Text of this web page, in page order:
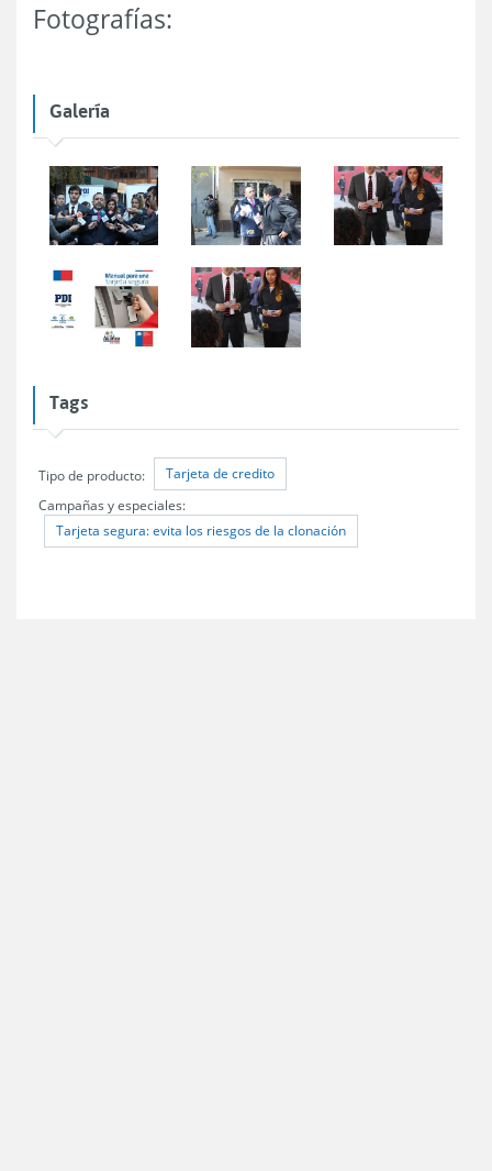
Fotografías:
Galería
Tags
Tipo de producto: Tarjeta de credito
Campañas y especiales:
Tarjeta segura: evita los riesgos de la clonación